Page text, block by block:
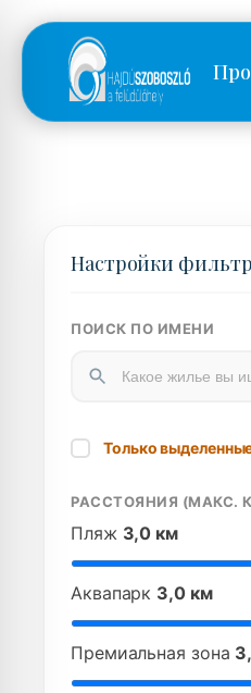
Настройки
ПОИСК ПО ИМЕНИ
Только
РАССТОЯНИЯ (МАКС.
Пляж 3,0 км
Аквапарк 3,0 км
Премиальная зона